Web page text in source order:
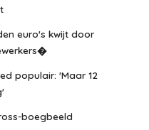
euro's kwijt door
populair: 'Maar 12
boegbeeld